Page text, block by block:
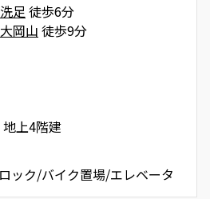
洗足 徒歩6分
大岡山 徒歩9分
上4階建
ック/バイク置場/エレベータ